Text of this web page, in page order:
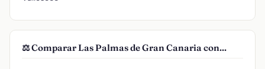
⚖️ Comparar Las Palmas de Gran Canaria con...